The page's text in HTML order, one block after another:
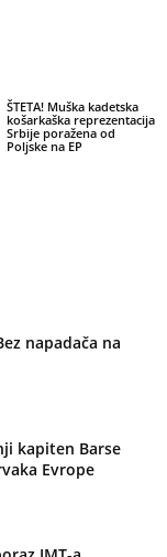
ŠTETA! Muška kadetska
košarkaška reprezentacija
Srbije poražena od
Poljske na EP
napadača na
kapiten Barse
Evrope